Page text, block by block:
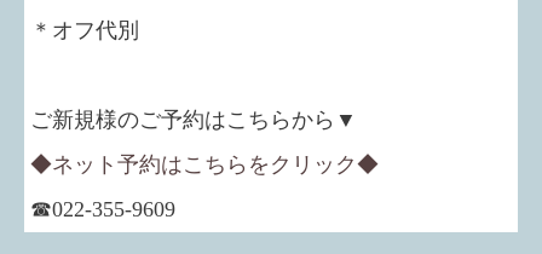
＊オフ代別
ご新規様のご予約はこちらから▼
◆ネット予約はこちらをクリック◆
☎022-355-9609